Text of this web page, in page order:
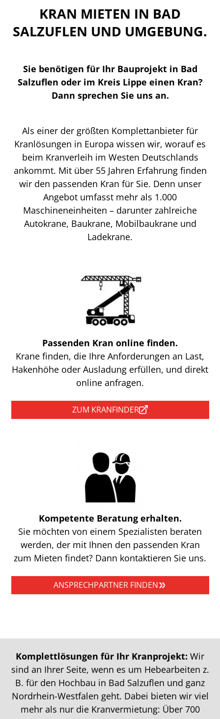
KRAN MIETEN IN BAD
SALZUFLEN UND UMGEBUNG.
Sie benötigen für Ihr Bauprojekt in Bad
Salzuflen oder im Kreis Lippe einen Kran?
Dann sprechen Sie uns an.
Als einer der größten Komplettanbieter für
Kranlösungen in Europa wissen wir, worauf es
beim Kranverleih im Westen Deutschlands
ankommt. Mit über 55 Jahren Erfahrung finden
wir den passenden Kran für Sie. Denn unser
Angebot umfasst mehr als 1.000
Maschineneinheiten – darunter zahlreiche
Autokrane, Baukrane, Mobilbaukrane und
Ladekrane.
Passenden Kran online finden.
Krane finden, die Ihre Anforderungen an Last,
Hakenhöhe oder Ausladung erfüllen, und direkt
online anfragen.
ZUM KRANFINDER
Kompetente Beratung erhalten.
Sie möchten von einem Spezialisten beraten
werden, der mit Ihnen den passenden Kran
zum Mieten findet? Dann kontaktieren Sie uns.
ANSPRECHPARTNER FINDEN
Komplettlösungen für Ihr Kranprojekt: Wir
sind an Ihrer Seite, wenn es um Hebearbeiten z.
B. für den Hochbau in Bad Salzuflen und ganz
Nordrhein-Westfalen geht. Dabei bieten wir viel
mehr als nur die Kranvermietung: Über 700